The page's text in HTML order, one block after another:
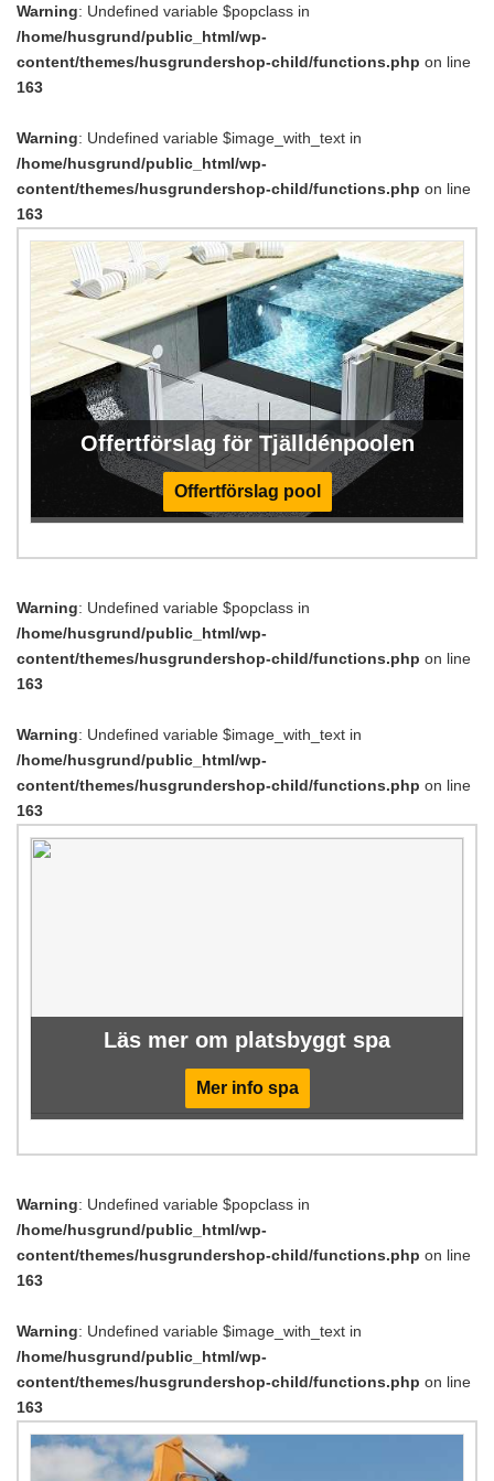
Warning: Undefined variable $popclass in
/home/husgrund/public_html/wp-
content/themes/husgrundershop-child/functions.php on line
163
Warning: Undefined variable $image_with_text in
/home/husgrund/public_html/wp-
content/themes/husgrundershop-child/functions.php on line
163
Offertförslag för Tjälldénpoolen
Offertförslag pool
Warning: Undefined variable $popclass in
/home/husgrund/public_html/wp-
content/themes/husgrundershop-child/functions.php on line
163
Warning: Undefined variable $image_with_text in
/home/husgrund/public_html/wp-
content/themes/husgrundershop-child/functions.php on line
163
Läs mer om platsbyggt spa
Mer info spa
Warning: Undefined variable $popclass in
/home/husgrund/public_html/wp-
content/themes/husgrundershop-child/functions.php on line
163
Warning: Undefined variable $image_with_text in
/home/husgrund/public_html/wp-
content/themes/husgrundershop-child/functions.php on line
163